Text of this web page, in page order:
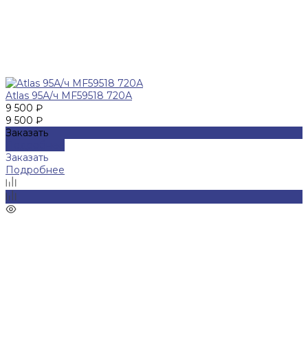
Atlas 95А/ч MF59518 720А
9 500 ₽
9 500 ₽
Заказать
Заказать
Подробнее